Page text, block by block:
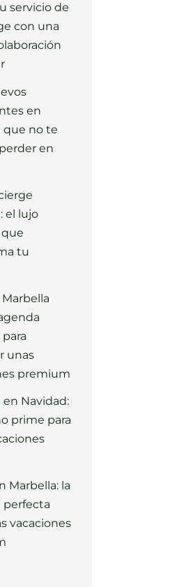
servicio de
con una
en
que no te
en
el lujo
tu
unas
premium
en Navidad:
prime para
Marbella: la
perfecta
vacaciones